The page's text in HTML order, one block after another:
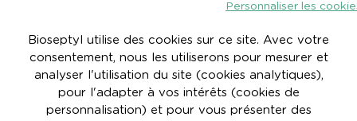
boîtes de collecte dans nos points de ventemais ceux-
pas à leur demander de la mettre en place, c’est
écrire à jeparticipe@recycletabrosseadents.com.
de nous les renvoyer après en avoir accumulé
Bioseptyl utilise des cookies sur ce site. Avec votre
consentement, nous les utiliserons pour mesurer et
analyser l'utilisation du site (cookies analytiques),
pour l'adapter à vos intérêts (cookies de
personnalisation) et pour vous présenter des
Personnaliser les